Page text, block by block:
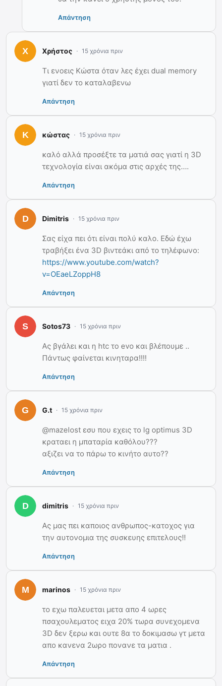
Απάντηση
Χρήστος 15 χρόνια πριν
Τι ενοεις Κώστα όταν λες έχει dual memory
γιατί δεν το καταλαβενω
Απάντηση
κώστας 15 χρόνια πριν
καλό αλλά προσέξτε τα ματιά σας γιατί η 3D
τεχνολογία είναι ακόμα στις αρχές της….
Απάντηση
Dimitris 15 χρόνια πριν
Σας είχα πει ότι είναι πολύ καλο. Εδώ έχω
τραβήξει ένα 3D βιντεάκι από το τηλέφωνο:
https://www.youtube.com/watch?
v=OEaeLZoppH8
Απάντηση
Sotos73 15 χρόνια πριν
Ας βγάλει και η htc το evo και βλέπουμε ..
Πάντως φαίνεται κινηταρα!!!!
Απάντηση
G.t 15 χρόνια πριν
@mazelost εσυ που εχεις το lg optimus 3D
κραταει η μπαταρία καθόλου???
αξιζει να το πάρω το κινήτο αυτο??
Απάντηση
dimitris 15 χρόνια πριν
Ας μας πει καποιος ανθρωπος-κατοχος για
την αυτονομια της συσκευης επιτελους!!
Απάντηση
marinos 15 χρόνια πριν
το εχω παλευεται μετα απο 4 ωρες
πσαχουλεματος ειχα 20% τωρα συνεχομενα
3D δεν ξερω και ουτε 8α το δοκιμασω γτ μετα
απο κανενα 2ωρο πονανε τα ματια .
Απάντηση